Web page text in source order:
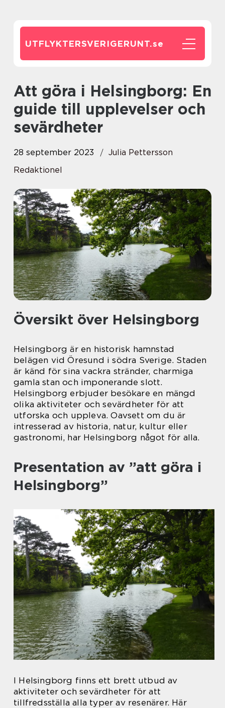
UTFLYKTERSVERIGERUNT.se
Att göra i Helsingborg: En
guide till upplevelser och
sevärdheter
28 september 2023
Julia Pettersson
Redaktionel
Översikt över Helsingborg
Helsingborg är en historisk hamnstad
belägen vid Öresund i södra Sverige. Staden
är känd för sina vackra stränder, charmiga
gamla stan och imponerande slott.
Helsingborg erbjuder besökare en mängd
olika aktiviteter och sevärdheter för att
utforska och uppleva. Oavsett om du är
intresserad av historia, natur, kultur eller
gastronomi, har Helsingborg något för alla.
Presentation av ”att göra i
Helsingborg”
I Helsingborg finns ett brett utbud av
aktiviteter och sevärdheter för att
tillfredsställa alla typer av resenärer. Här